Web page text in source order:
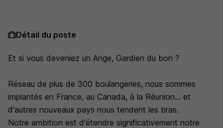
Détail du poste
Et si vous deveniez un Ange, Gardien du bon ?
Réseau de plus de 300 boulangeries, nous sommes
implantés en France, au Canada, à la Réunion... et
d'autres nouveaux pays nous tendent les bras.
Notre ambition est d'étendre significativement notre